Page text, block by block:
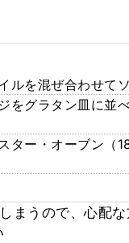
を混ぜ合わせて
をグラタン皿に並
ー・オーブン（
まうので、心配